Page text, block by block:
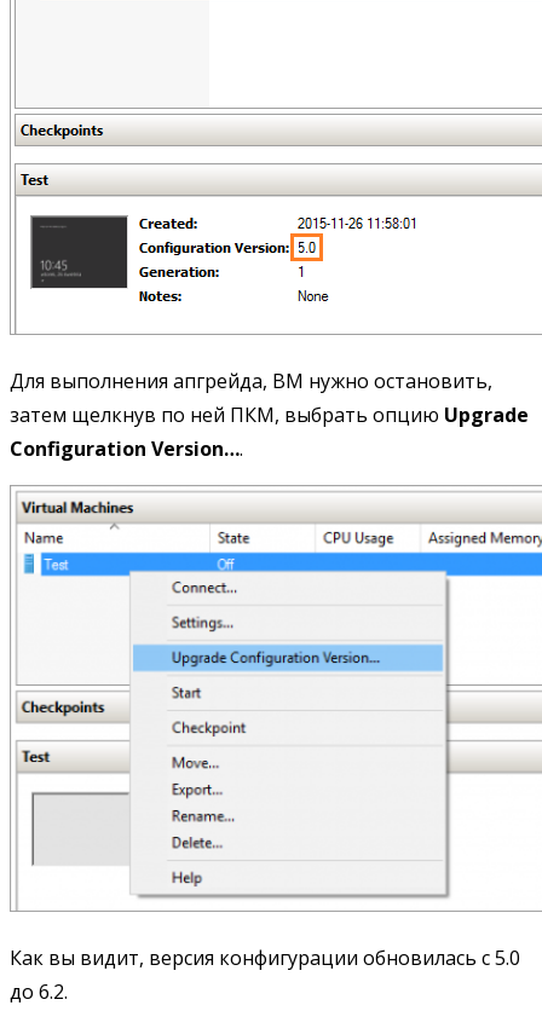
Для выполнения апгрейда, ВМ нужно остановить,
затем щелкнув по ней ПКМ, выбрать опцию Upgrade
Configuration Version….
Как вы видит, версия конфигурации обновилась с 5.0
до 6.2.